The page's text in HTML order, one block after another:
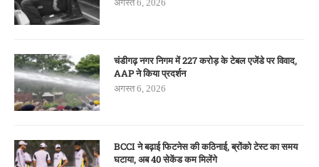
अगस्त 6, 2026
चंडीगढ़ नगर निगम में 227 करोड़ के टेबल एजेंडे पर विवाद,
AAP ने किया प्रदर्शन
अगस्त 6, 2026
BCCI ने बढ़ाई फिटनेस की कठिनाई, ब्रोंको टेस्ट का समय
घटाया, अब 40 सेकेंड कम मिलेंगे